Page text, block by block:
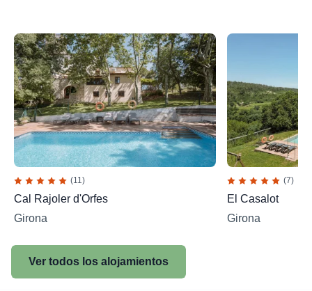
(11)
Cal Rajoler d'Orfes
Girona
(7)
El Casalot
Girona
Ver todos los alojamientos